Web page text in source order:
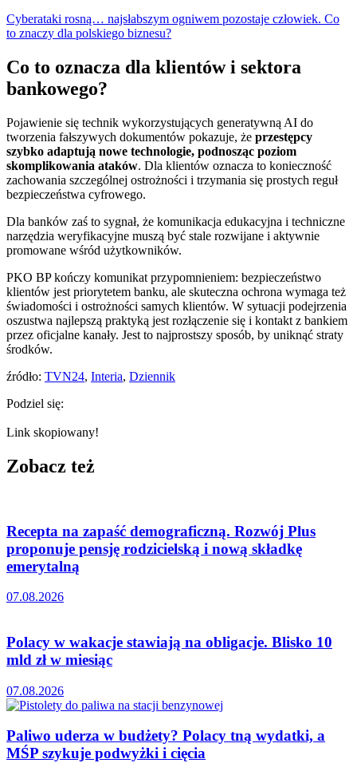
Cyberataki rosną… najsłabszym ogniwem pozostaje człowiek. Co
to znaczy dla polskiego biznesu?
Co to oznacza dla klientów i sektora
bankowego?
Pojawienie się technik wykorzystujących generatywną AI do
tworzenia fałszywych dokumentów pokazuje, że przestępcy
szybko adaptują nowe technologie, podnosząc poziom
skomplikowania ataków. Dla klientów oznacza to konieczność
zachowania szczególnej ostrożności i trzymania się prostych reguł
bezpieczeństwa cyfrowego.
Dla banków zaś to sygnał, że komunikacja edukacyjna i techniczne
narzędzia weryfikacyjne muszą być stale rozwijane i aktywnie
promowane wśród użytkowników.
PKO BP kończy komunikat przypomnieniem: bezpieczeństwo
klientów jest priorytetem banku, ale skuteczna ochrona wymaga też
świadomości i ostrożności samych klientów. W sytuacji podejrzenia
oszustwa najlepszą praktyką jest rozłączenie się i kontakt z bankiem
przez oficjalne kanały. Jest to najprostszy sposób, by uniknąć straty
środków.
źródło: TVN24, Interia, Dziennik
Podziel się:
Link skopiowany!
Zobacz też
Recepta na zapaść demograficzną. Rozwój Plus
proponuje pensję rodzicielską i nową składkę
emerytalną
07.08.2026
Polacy w wakacje stawiają na obligacje. Blisko 10
mld zł w miesiąc
07.08.2026
Paliwo uderza w budżety? Polacy tną wydatki, a
MŚP szykuje podwyżki i cięcia